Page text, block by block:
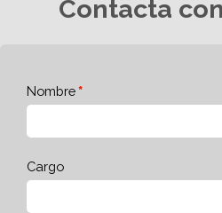
Contacta
Nombre
Cargo